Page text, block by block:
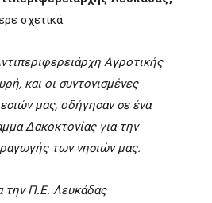
σχετικά:
Αγροτικής
και οι συντονισμένες
μας, οδήγησαν σε ένα
Δακοκτονίας για την
των νησιών μας.
την Π.Ε. Λευκάδας